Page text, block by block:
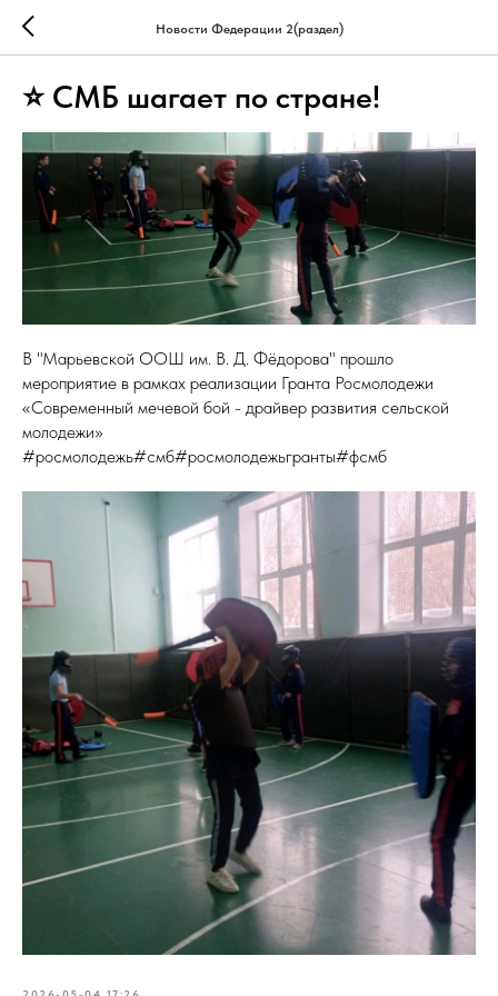
Новости Федерации 2(раздел)
⭐ СМБ шагает по стране!
В "Марьевской ООШ им. В. Д. Фёдорова" прошло
мероприятие в рамках реализации Гранта Росмолодежи
«Современный мечевой бой - драйвер развития сельской
молодежи»
#росмолодежь#смб#росмолодежьгранты#фсмб